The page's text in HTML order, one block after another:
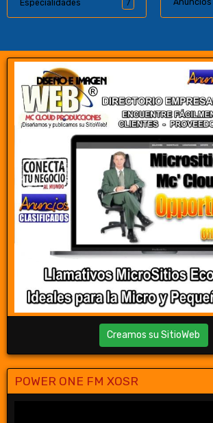
Especialidades 7 Anuncios
Creamos su SitioWeb
POWER ONE FM XOSR